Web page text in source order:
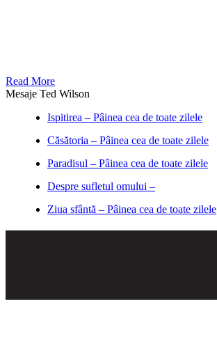
Read More
Mesaje Ted Wilson
Ispitirea – Pâinea cea de toate zilele
Căsătoria – Pâinea cea de toate zilele
Paradisul – Pâinea cea de toate zilele
Despre sufletul omului –
Ziua sfântă – Pâinea cea de toate zilele